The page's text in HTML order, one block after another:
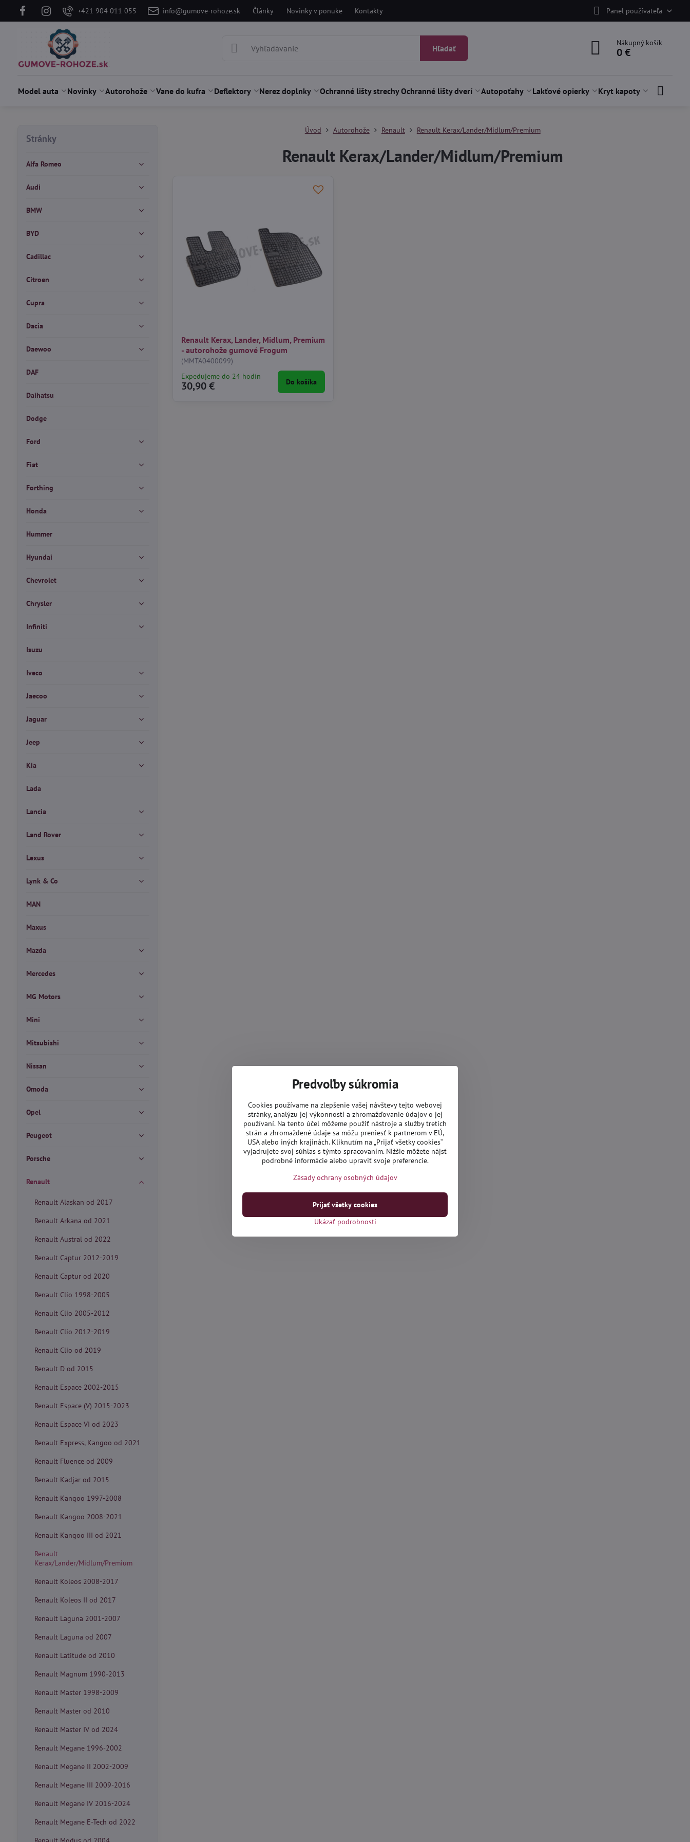
+421 904 011 055 info@gumove-rohoze.sk Články Novinky v ponuke Kontakty Panel používateľa
Hľadať
Nákupný košík
0 €
Model auta Novinky Autorohože Vane do kufra Deflektory Nerez doplnky Ochranné lišty strechyOchranné lišty dverí Autopoťahy Lakťové opierky Kryt kapoty
Úvod Autorohože Renault Renault Kerax/Lander/Midlum/Premium
Renault Kerax/Lander/Midlum/Premium
Renault Kerax, Lander, Midlum, Premium
- autorohože gumové Frogum
(MMTA0400099)
Expedujeme do 24 hodín
30,90 € Do košíka
Stránky
Alfa Romeo
Audi
BMW
BYD
Cadillac
Citroen
Cupra
Dacia
Daewoo
DAF
Daihatsu
Dodge
Ford
Fiat
Forthing
Honda
Hummer
Hyundai
Chevrolet
Chrysler
Infiniti
Isuzu
Iveco
Jaecoo
Jaguar
Jeep
Kia
Lada
Lancia
Land Rover
Lexus
Lynk & Co
MAN
Maxus
Mazda
Mercedes
MG Motors
Mini
Mitsubishi
Nissan
Omoda
Opel
Peugeot
Porsche
Renault
Renault Alaskan od 2017
Renault Arkana od 2021
Renault Austral od 2022
Renault Captur 2012-2019
Renault Captur od 2020
Renault Clio 1998-2005
Renault Clio 2005-2012
Renault Clio 2012-2019
Renault Clio od 2019
Renault D od 2015
Renault Espace 2002-2015
Renault Espace (V) 2015-2023
Renault Espace VI od 2023
Renault Express, Kangoo od 2021
Renault Fluence od 2009
Renault Kadjar od 2015
Renault Kangoo 1997-2008
Renault Kangoo 2008-2021
Renault Kangoo III od 2021
Renault
Kerax/Lander/Midlum/Premium
Renault Koleos 2008-2017
Renault Koleos II od 2017
Renault Laguna 2001-2007
Renault Laguna od 2007
Renault Latitude od 2010
Renault Magnum 1990-2013
Renault Master 1998-2009
Renault Master od 2010
Renault Master IV od 2024
Renault Megane 1996-2002
Renault Megane II 2002-2009
Renault Megane III 2009-2016
Renault Megane IV 2016-2024
Renault Megane E-Tech od 2022
Predvoľby súkromia
Cookies používame na zlepšenie vašej návštevy tejto webovej
stránky, analýzu jej výkonnosti a zhromažďovanie údajov o jej
používaní. Na tento účel môžeme použiť nástroje a služby tretích
strán a zhromaždené údaje sa môžu preniesť k partnerom v EÚ,
USA alebo iných krajinách. Kliknutím na „Prijať všetky cookies“
vyjadrujete svoj súhlas s týmto spracovaním. Nižšie môžete nájsť
podrobné informácie alebo upraviť svoje preferencie.
Zásady ochrany osobných údajov
Ukázať podrobnosti
Prijať všetky cookies